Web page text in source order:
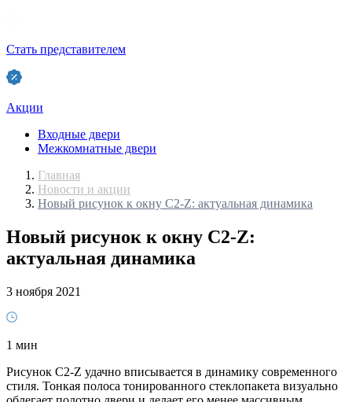
Стать представителем
Акции
Входные двери
Межкомнатные двери
Главная
Новости и акции
Новый рисунок к окну С2-Z: актуальная динамика
Новый рисунок к окну С2-Z:
актуальная динамика
3 ноября 2021
1 мин
Рисунок С2-Z удачно вписывается в динамику современного
стиля. Тонкая полоса тонированного стеклопакета визуально